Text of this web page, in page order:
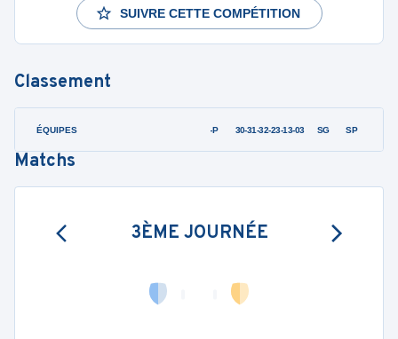
SUIVRE CETTE COMPÉTITION
Classement
ÉQUIPES G-P 30-31-32-23-13-03 SG SP
Matchs
3ÈME JOURNÉE